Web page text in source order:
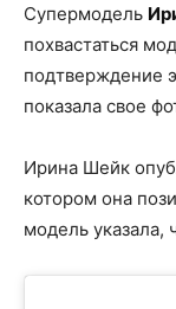
Супермодель
похвастаться
подтверждение
показала свое
Ирина Шейк
котором она
модель указала,